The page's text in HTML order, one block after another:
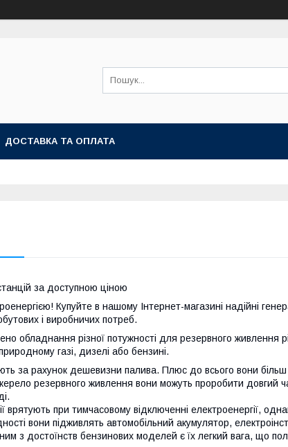
ДОСТАВКА ТА ОПЛАТА
за доступною ціною
Купуйте в нашому Інтернет-магазині надійні
і виробничих потреб.
обладнання різної потужності для резервного живлення
газі, дизелі або бензині.
за рахунок дешевизни палива. Плюс до всього вони більш
резервного живлення вони можуть проробити довгий
врятують при тимчасовому відключенні електроенергії,
вони підживлять автомобільний акумулятор,
з достоїнств бензинових моделей є їх легкий вага, що